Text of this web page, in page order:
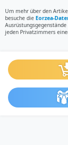
Um mehr über den
besuche die Eorzea-
jeden Privatzimmers